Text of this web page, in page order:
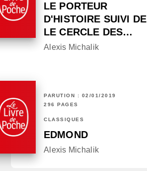
LE PORTEUR
D'HISTOIRE SUIVI DE
LE CERCLE DES…
Alexis Michalik
PARUTION : 02/01/2019
296 PAGES
CLASSIQUES
EDMOND
Alexis Michalik